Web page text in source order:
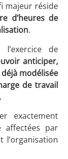
majeur réside
d’heures de
.
de
anticiper,
déjà modélisée
de travail
exactement
affectées par